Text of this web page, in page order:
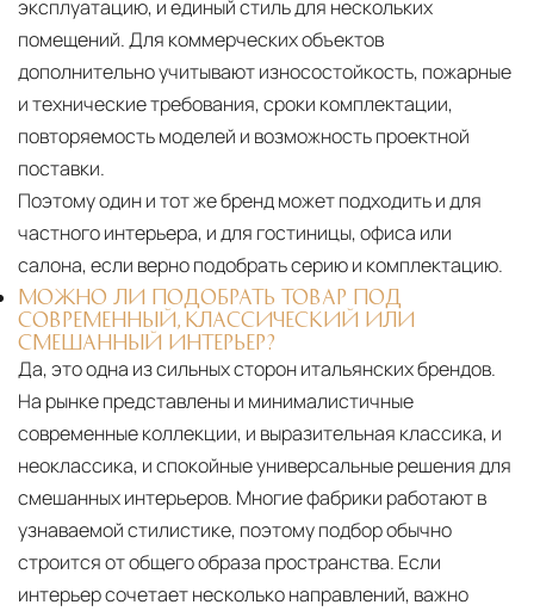
эксплуатацию, и единый стиль для нескольких
помещений. Для коммерческих объектов
дополнительно учитывают износостойкость, пожарные
и технические требования, сроки комплектации,
повторяемость моделей и возможность проектной
поставки.
Поэтому один и тот же бренд может подходить и для
частного интерьера, и для гостиницы, офиса или
салона, если верно подобрать серию и комплектацию.
МОЖНО ЛИ ПОДОБРАТЬ ТОВАР ПОД
СОВРЕМЕННЫЙ, КЛАССИЧЕСКИЙ ИЛИ
СМЕШАННЫЙ ИНТЕРЬЕР?
Да, это одна из сильных сторон итальянских брендов.
На рынке представлены и минималистичные
современные коллекции, и выразительная классика, и
неоклассика, и спокойные универсальные решения для
смешанных интерьеров. Многие фабрики работают в
узнаваемой стилистике, поэтому подбор обычно
строится от общего образа пространства. Если
интерьер сочетает несколько направлений, важно